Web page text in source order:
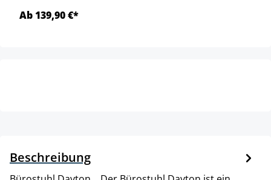
Ab 139,90 €*
Beschreibung